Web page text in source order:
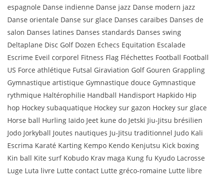
espagnole Danse indienne Danse jazz Danse modern jazz
Danse orientale Danse sur glace Danses caraïbes Danses de
salon Danses latines Danses standards Danses swing
Deltaplane Disc Golf Dozen Echecs Equitation Escalade
Escrime Eveil corporel Fitness Flag Fléchettes Football Football
US Force athlétique Futsal Giraviation Golf Gouren Grappling
Gymnastique artistique Gymnastique douce Gymnastique
rythmique Haltérophilie Handball Handisport Hapkido Hip
hop Hockey subaquatique Hockey sur gazon Hockey sur glace
Horse ball Hurling Iaïdo Jeet kune do Jetski Jiu-Jitsu brésilien
Jodo Jorkyball Joutes nautiques Ju-Jitsu traditionnel Judo Kali
Escrima Karaté Karting Kempo Kendo Kenjutsu Kick boxing
Kin ball Kite surf Kobudo Krav maga Kung fu Kyudo Lacrosse
Luge Luta livre Lutte contact Lutte gréco-romaine Lutte libre